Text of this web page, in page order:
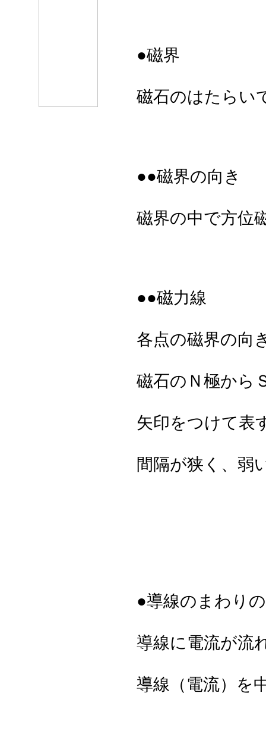
●磁界
磁石のはたらい
●●磁界の向き
磁界の中で方位
●●磁力線
各点の磁界の向
磁石のＮ極から
矢印をつけて表
間隔が狭く、弱
●導線のまわり
導線に電流が流
導線（電流）を